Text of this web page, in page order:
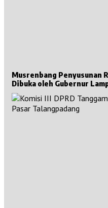
Musrenbang Penyusunan
Dibuka oleh Gubernur